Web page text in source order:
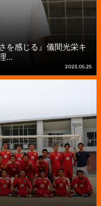
を感じる』儀間光栄キ
...
2023.05.25